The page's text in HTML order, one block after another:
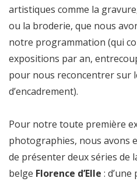
artistiques comme la
ou la broderie, que nous
notre programmation (qui
expositions par an,
pour nous reconcentrer sur
d’encadrement).
Pour notre toute première
photographies, nous avons
de présenter deux séries de
belge Florence d’Elle :